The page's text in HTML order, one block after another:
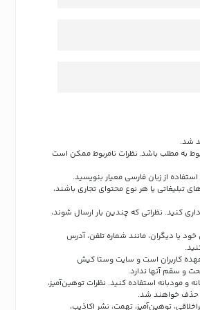
شد.
به مطلب باشد. نظرات نامربوط ممکن است
از زبان فارسی معیار بنویسید.
تبلیغاتی یا هر نوع محتوای تجاری باشند،
کنید. نظراتی که چندین بار ارسال شوند،
یا دیگران، مانند شماره تلفن، آدرس
کاربران است و سایت وستا کیش
و سقم آنها ندارد.
و مودبانه استفاده کنید. نظرات توهین‌آمیز،
حذف خواهند شد.
توهین‌آمیز، تهمت، نشر اکاذیب،